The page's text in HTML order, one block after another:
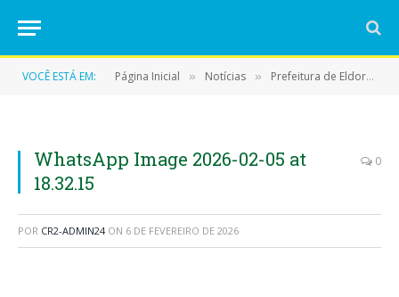
VOCÊ ESTÁ EM: Página Inicial » Notícias » Prefeitura de Eldorado do Carajás retoma e avança na conclusão do Ginásio Poliesportivo da Educação
WhatsApp Image 2026-02-05 at
18.32.15
0
POR CR2-ADMIN24 ON 6 DE FEVEREIRO DE 2026